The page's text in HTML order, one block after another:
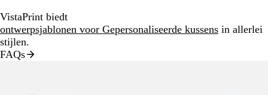
VistaPrint biedt
ontwerpsjablonen voor Gepersonaliseerde kussens in allerlei
stijlen.
FAQs